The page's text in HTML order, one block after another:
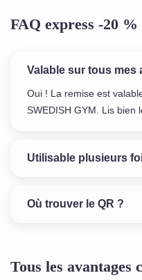
FAQ express -20 %
Valable sur tous mes
Oui ! La remise est
SWEDISH GYM. Lis bien
Utilisable plusieurs
Où trouver le QR ?
Tous les